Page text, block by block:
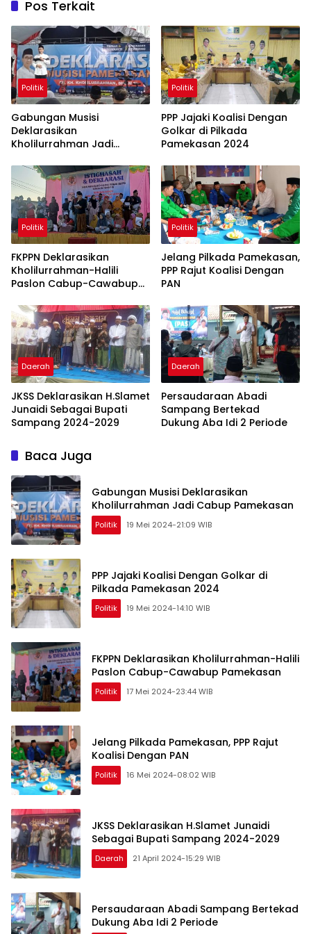
Pos Terkait
Politik
Gabungan Musisi
Deklarasikan
Kholilurrahman Jadi
Politik
PPP Jajaki Koalisi Dengan
Golkar di Pilkada
Pamekasan 2024
Politik
FKPPN Deklarasikan
Kholilurrahman-Halili
Paslon Cabup-Cawabup
Politik
Jelang Pilkada Pamekasan,
PPP Rajut Koalisi Dengan
PAN
Daerah
JKSS Deklarasikan H.Slamet
Junaidi Sebagai Bupati
Sampang 2024-2029
Daerah
Persaudaraan Abadi
Sampang Bertekad
Dukung Aba Idi 2 Periode
Baca Juga
Gabungan Musisi Deklarasikan
Kholilurrahman Jadi Cabup Pamekasan
Politik 19 Mei 2024-21:09 WIB
PPP Jajaki Koalisi Dengan Golkar di
Pilkada Pamekasan 2024
Politik 19 Mei 2024-14:10 WIB
FKPPN Deklarasikan Kholilurrahman-Halili
Paslon Cabup-Cawabup Pamekasan
Politik 17 Mei 2024-23:44 WIB
Jelang Pilkada Pamekasan, PPP Rajut
Koalisi Dengan PAN
Politik 16 Mei 2024-08:02 WIB
JKSS Deklarasikan H.Slamet Junaidi
Sebagai Bupati Sampang 2024-2029
Daerah 21 April 2024-15:29 WIB
Persaudaraan Abadi Sampang Bertekad
Dukung Aba Idi 2 Periode